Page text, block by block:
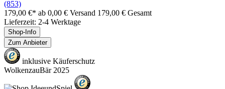
(853)
179,00 €* ab 0,00 € Versand 179,00 € Gesamt
Lieferzeit: 2-4 Werktage
Shop-Info
Zum Anbieter
inklusive Käuferschutz
WolkenzauBär 2025